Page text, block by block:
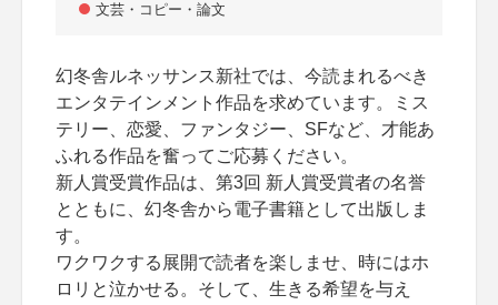
文芸・コピー・論文
幻冬舎ルネッサンス新社では、今読まれるべき
エンタテインメント作品を求めています。ミス
テリー、恋愛、ファンタジー、SFなど、才能あ
ふれる作品を奮ってご応募ください。
新人賞受賞作品は、第3回 新人賞受賞者の名誉
とともに、幻冬舎から電子書籍として出版しま
す。
ワクワクする展開で読者を楽しませ、時にはホ
ロリと泣かせる。そして、生きる希望を与え